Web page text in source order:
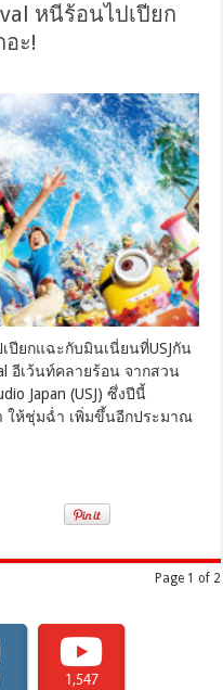
หนีร้อนไปเปียก
ะ!
เปียกแฉะกับมินเนี่ยนที่USJกัน
อีเว้นท์คลายร้อน จากสวน
Japan (USJ) ซึ่งปีนี้
ให้ชุ่มฉ่ำ เพิ่มขึ้นอีกประมาณ
Page 1 of 2
1,547